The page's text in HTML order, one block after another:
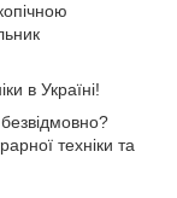
в Україні!
техніки та